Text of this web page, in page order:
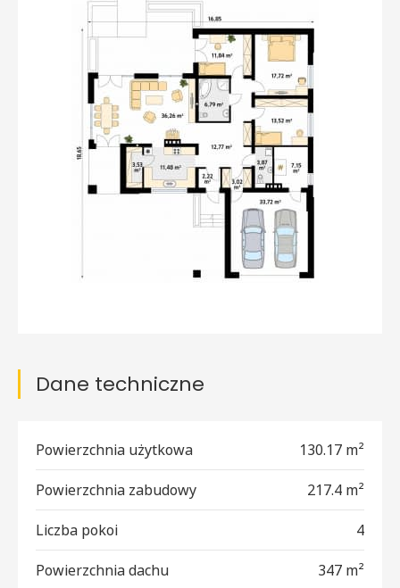
Dane techniczne
Powierzchnia użytkowa 130.17 m²
Powierzchnia zabudowy 217.4 m²
Liczba pokoi 4
Powierzchnia dachu 347 m²